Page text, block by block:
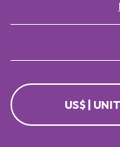
US$ |